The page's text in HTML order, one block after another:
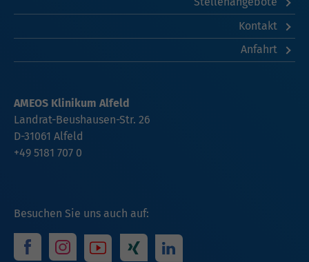
Kontakt
Anfahrt
Besuchen Sie uns auch auf:
AMEOS Klinikum Alfeld
Landrat-Beushausen-Str. 26
D-31061 Alfeld
+49 5181 707 0